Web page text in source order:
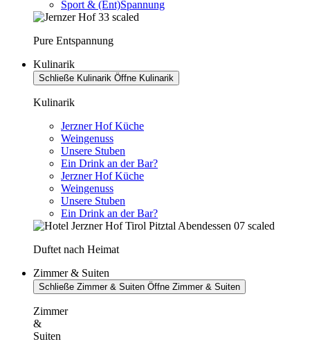
Sport & (Ent)Spannung
Pure Entspannung
Kulinarik
Schließe Kulinarik Öffne Kulinarik
Kulinarik
Jerzner Hof Küche
Weingenuss
Unsere Stuben
Ein Drink an der Bar?
Jerzner Hof Küche
Weingenuss
Unsere Stuben
Ein Drink an der Bar?
Duftet nach Heimat
Zimmer & Suiten
Schließe Zimmer & Suiten Öffne Zimmer & Suiten
Zimmer
&
Suiten